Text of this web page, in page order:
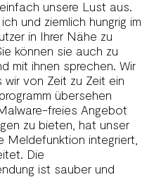
unsere Lust aus.
und ziemlich hungrig im
in Ihrer Nähe zu
können sie auch zu
mit ihnen sprechen. Wir
von Zeit zu Zeit ein
übersehen
freies Angebot
zu bieten, hat unser
Meldefunktion integriert,
Die
ist sauber und